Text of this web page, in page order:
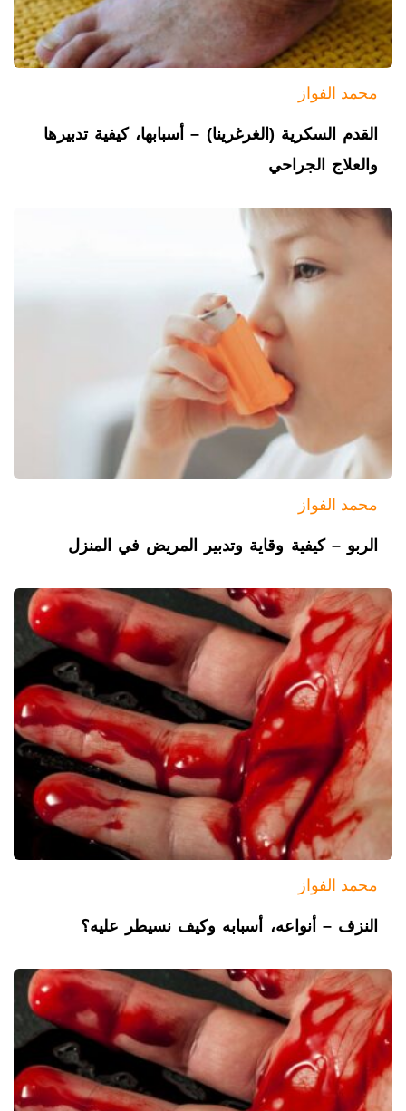
محمد الفواز
القدم السكرية (الغرغرينا) – أسبابها، كيفية تدبيرها
والعلاج الجراحي
محمد الفواز
الربو – كيفية وقاية وتدبير المريض في المنزل
محمد الفواز
النزف – أنواعه، أسبابه وكيف نسيطر عليه؟